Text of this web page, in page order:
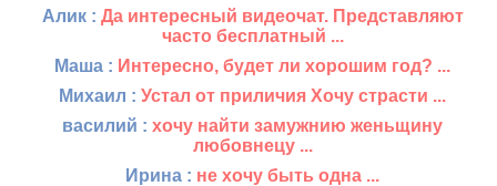
Алик : Да интересный видеочат. Представляют
часто бесплатный ...
Маша : Интересно, будет ли хорошим год? ...
Михаил : Устал от приличия Хочу страсти ...
василий : хочу найти замужнию женьщину
любовнецу ...
Ирина : не хочу быть одна ...